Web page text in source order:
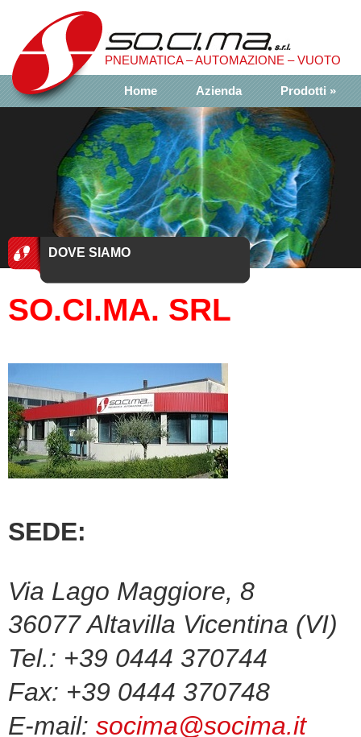
​PNEUMATICA – AUTOMAZIONE – VUOTO
Home Azienda Prodotti »
DOVE SIAMO
SO.CI.MA. SRL
SEDE:
Via Lago Maggiore, 8
36077 Altavilla Vicentina (VI)
Tel.: +39 0444 370744
Fax: +39 0444 370748
E-mail: socima@socima.it